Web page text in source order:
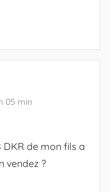
05 min
DKR de mon fils a
vendez ?